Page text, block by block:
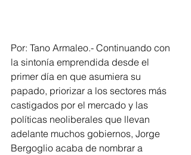
Por: Tano Armaleo.- Continuando con
la sintonía emprendida desde el
primer día en que asumiera su
papado, priorizar a los sectores más
castigados por el mercado y las
políticas neoliberales que llevan
adelante muchos gobiernos, Jorge
Bergoglio acaba de nombrar a